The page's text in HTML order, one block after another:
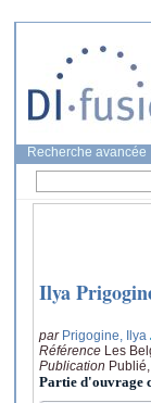
Recherche avancée
Ilya
par Prigogine, Ilya
Référence Les
Publication
Partie d'ouvrage